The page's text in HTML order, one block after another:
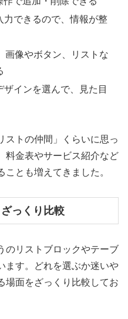
力できるので、情報が整
画像やボタン、リストな
インを選んで、見た目
ストの仲間」くらいに思っ
料金表やサービス紹介など
とも増えてきました。
っくり比較
のリストブロックやテーブ
ます。どれを選ぶか迷いや
場面をざっくり比較してお